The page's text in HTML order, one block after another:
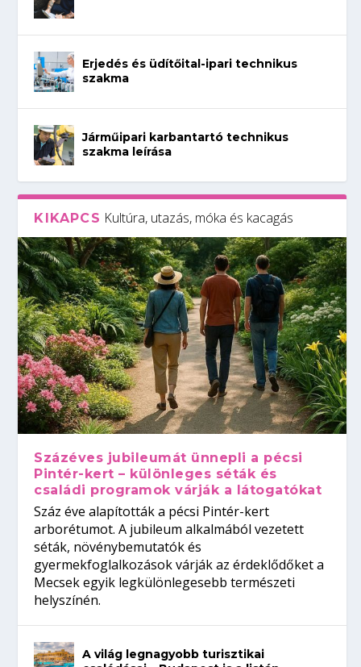
Erjedés és üdítőital-ipari technikus
szakma
Járműipari karbantartó technikus
szakma leírása
KIKAPCS Kultúra, utazás, móka és kacagás
Százéves jubileumát ünnepli a pécsi
Pintér-kert – különleges séták és
családi programok várják a látogatókat
Száz éve alapították a pécsi Pintér-kert
arborétumot. A jubileum alkalmából vezetett
séták, növénybemutatók és
gyermekfoglalkozások várják az érdeklődőket a
Mecsek egyik legkülönlegesebb természeti
helyszínén.
A világ legnagyobb turisztikai